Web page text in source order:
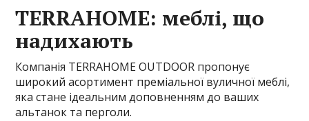
TERRAHOME: меблі, що
надихають
Компанія TERRAHOME OUTDOOR пропонує
широкий асортимент преміальної вуличної меблі,
яка стане ідеальним доповненням до ваших
альтанок та перголи.